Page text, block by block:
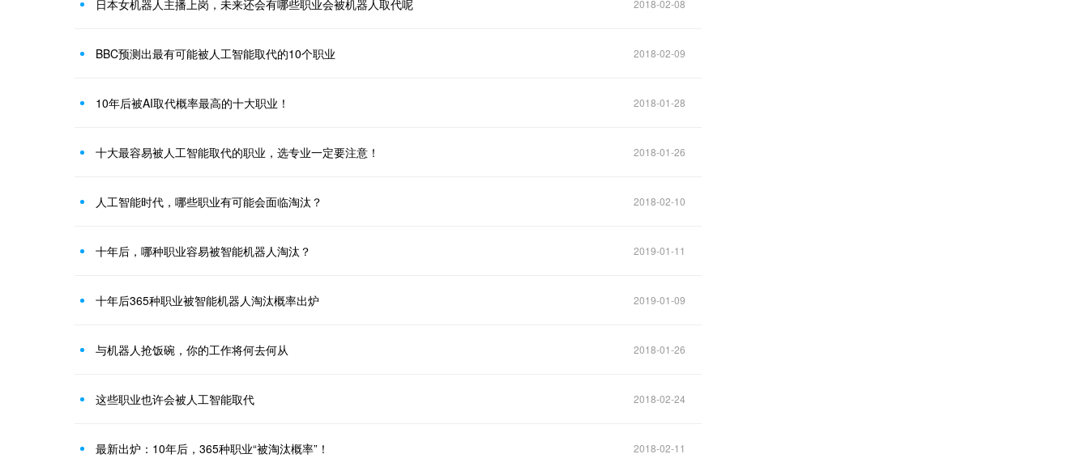
日本女机器人主播上岗，未来还会有哪些职业会被机器人取代呢 2018-02-08
BBC预测出最有可能被人工智能取代的10个职业 2018-02-09
10年后被AI取代概率最高的十大职业！ 2018-01-28
十大最容易被人工智能取代的职业，选专业一定要注意！ 2018-01-26
人工智能时代，哪些职业有可能会面临淘汰？ 2018-02-10
十年后，哪种职业容易被智能机器人淘汰？ 2019-01-11
十年后365种职业被智能机器人淘汰概率出炉 2019-01-09
与机器人抢饭碗，你的工作将何去何从 2018-01-26
这些职业也许会被人工智能取代 2018-02-24
最新出炉：10年后，365种职业“被淘汰概率”！ 2018-02-11